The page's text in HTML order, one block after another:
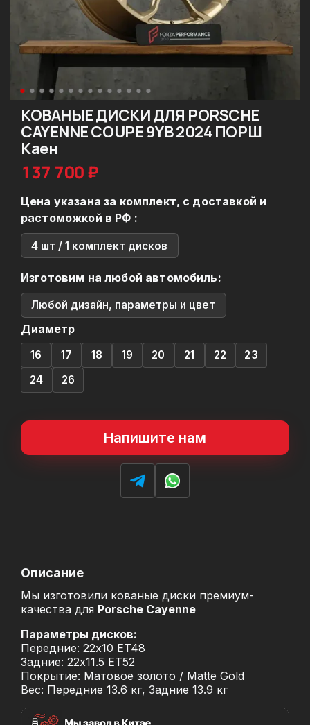
КОВАНЫЕ ДИСКИ ДЛЯ PORSCHE
CAYENNE COUPE 9YB 2024 ПОРШ
Каен
137 700 ₽
Цена указана за комплект, с доставкой и
растоможкой в РФ :
4 шт / 1 комплект дисков
Изготовим на любой автомобиль:
Любой дизайн, параметры и цвет
Диаметр
16 17 18 19 20 21 22
23
24
26
Напишите нам
Описание
Мы изготовили кованые диски премиум-
качества для Porsche Cayenne
Параметры дисков:
Передние: 22x10 ET48
Задние: 22x11.5 ET52
Покрытие: Матовое золото / Matte Gold
Вес: Передние 13.6 кг, Задние 13.9 кг